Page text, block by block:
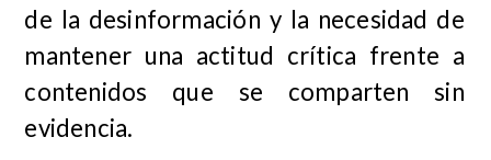
de la desinformación y la necesidad de
mantener una actitud crítica frente a
contenidos que se comparten sin
evidencia.